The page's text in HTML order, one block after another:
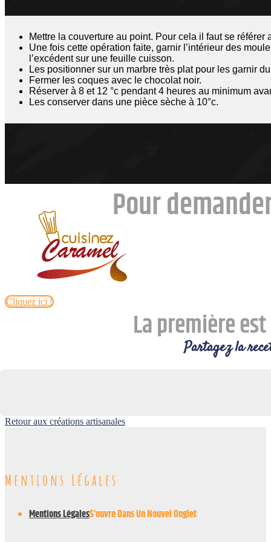
Mettre la couverture au point. Pour cela il faut se référer
Une fois cette opération faite, garnir l’intérieur des
l’excédent sur une feuille cuisson.
Les positionner sur un marbre très plat pour les garnir
Fermer les coques avec le chocolat noir.
Réserver à 8 et 12 °c pendant 4 heures au minimum
Les conserver dans une pièce sèche à 10°c.
Pour
Cliquez ici !
La première
Partagez la
Retour aux créations artisanales
Mentions Légales
Mentions LégalesS’ouvre Dans Un Nouvel Onglet